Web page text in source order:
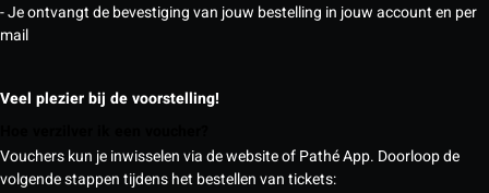
- Je ontvangt de bevestiging van jouw bestelling in jouw account en per
mail
Veel plezier bij de voorstelling!
Vouchers kun je inwisselen via de website of Pathé App. Doorloop de
volgende stappen tijdens het bestellen van tickets: